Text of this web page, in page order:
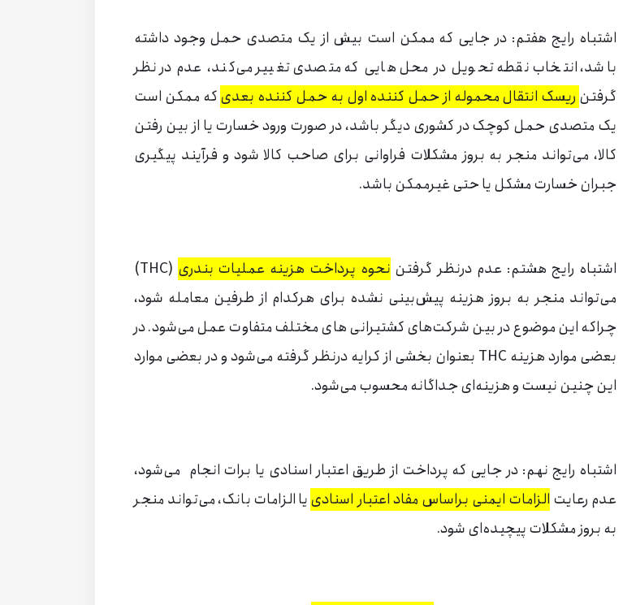
اشتباه رایج هفتم: در جایی که ممکن است بیش از یک متصدی حمل وجود داشته
باشد، انتخاب نقطه تحویل در محل هایی که متصدی تغییر می‌کند، عدم در نظر
گرفتن ریسک‌ انتقال محموله از حمل کننده اول به حمل کننده بعدیکه ممکن است
یک متصدی حمل کوچک در کشوری دیگر باشد، در صورت ورود خسارت یا از بین رفتن
کالا، می‌تواند منجر به بروز مشکلات فراوانی برای صاحب کالا شود و فرآیند پیگیری
جبران خسارت مشکل یا حتی غیرممکن باشد.
اشتباه رایج هشتم: عدم درنظر گرفتن نحوه پرداخت هزینه عملیات بندری
(THC)
می‌تواند منجر به بروز هزینه پیش‌بینی نشده برای هرکدام از طرفین معامله شود،
چراکه این موضوع در بین شرکت‌های کشتیرانی های مختلف متفاوت عمل می‌شود. در
بعضی موارد هزینه THC بعنوان بخشی از کرایه درنظر گرفته می‌شود و در بعضی موارد
این‌ چنین نیست و هزینه‌ای جداگانه محسوب می‌شود.
اشتباه رایج نهم: در جایی که پرداخت از طریق اعتبار اسنادی یا برات انجام ‌می‌شود،
عدم رعایت الزامات ایمنی براساس مفاد اعتبار اسنادییا الزامات بانک، می‌تواند منجر
به بروز مشکلات پیچیده‌ای شود.